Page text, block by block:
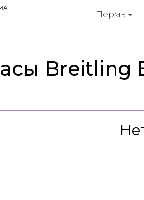
Пермь
Breitling